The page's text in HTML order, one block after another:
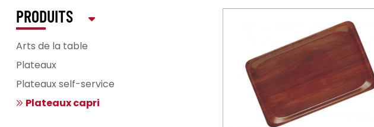
PRODUITS
Arts de la table
Plateaux
Plateaux self-service
Plateaux capri